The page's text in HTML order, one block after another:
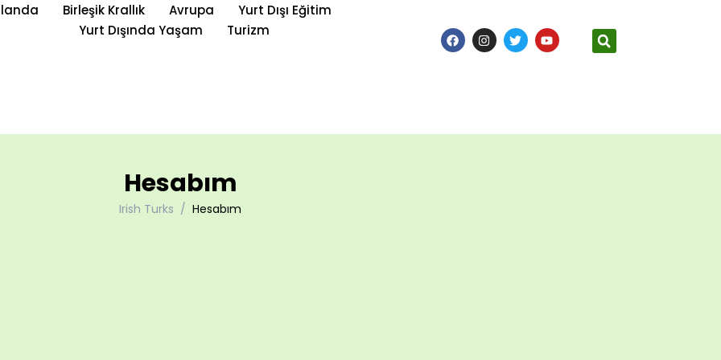
Birleşik Krallık Avrupa
Yurt Dışı Eğitim
Yurt Dışında Yaşam
Turizm
Hesabım
Irish Turks Hesabım